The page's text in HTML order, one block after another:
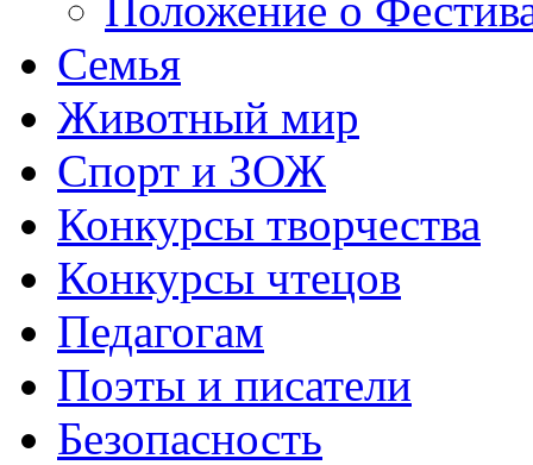
Семья
Животный мир
Спорт и ЗОЖ
Конкурсы творчества
Конкурсы чтецов
Педагогам
Поэты и писатели
Безопасность